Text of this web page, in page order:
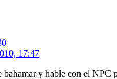
17:47
y hable con el NPC